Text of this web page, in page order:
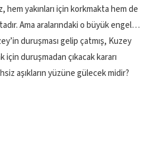
hem yakınları için korkmakta hem de
Ama aralarındaki o büyük engel…
duruşması gelip çatmış, Kuzey
için duruşmadan çıkacak kararı
aşıkların yüzüne gülecek midir?